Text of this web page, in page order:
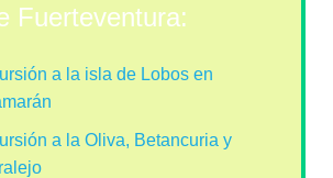
Fuerteventura:
a la isla de Lobos en
a la Oliva, Betancuria y